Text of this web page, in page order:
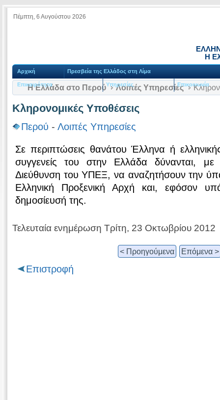
Πέμπτη, 6 Αυγούστου 2026
Η
Αρχική Πρεσβεία της Ελλάδος στη Λίμα
Επικαιρότητα Υπηρεσίες Επικοινωνία
Η Ελλάδα στο Περού Λοιπές Υπηρεσίες
Κληρονομικές Υποθέσεις
Περού - Λοιπές Υπηρεσίες
Σε περιπτώσεις θανάτου Έλληνα ή
συγγενείς του στην Ελλάδα δύνανται,
Διεύθυνση του ΥΠΕΞ, να αναζητήσουν την
Ελληνική Προξενική Αρχή και, εφόσον
δημοσίευσή της.
Τελευταία ενημέρωση Τρίτη, 23 Οκτωβρίου 2012
< Προηγούμενα Επόμενα >
Επιστροφή